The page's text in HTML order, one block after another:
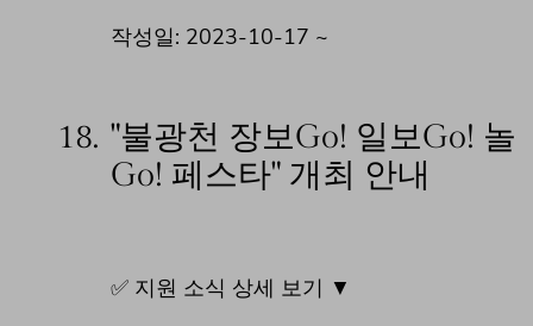
작성일: 2023-10-17 ~
18. "불광천 장보Go! 일보Go! 놀
Go! 페스타" 개최 안내
✅ 지원 소식 상세 보기 ▼